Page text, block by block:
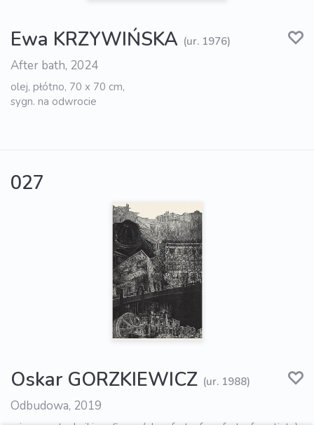
Ewa KRZYWIŃSKA (ur. 1976)
After bath, 2024
olej, płótno, 70 x 70 cm,
sygn. na odwrocie
027
Oskar GORZKIEWICZ (ur. 1988)
Odbudowa, 2019